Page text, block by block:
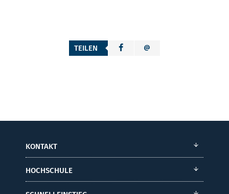
TEILEN
KONTAKT
HOCHSCHULE